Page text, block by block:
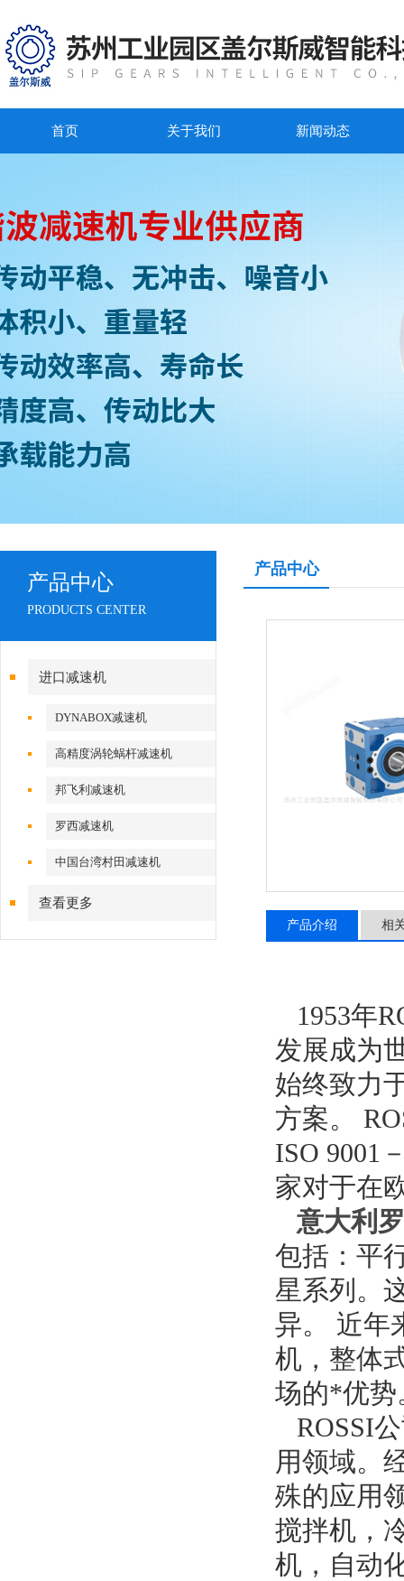
首页 关于我们 新闻动态
产品中心
PRODUCTS CENTER
进口减速机
DYNABOX减速机
高精度涡轮蜗杆减速机
邦飞利减速机
罗西减速机
中国台湾村田减速机
查看更多
产品中心
产品介绍 相
1953年
发展成为
始终致力
方案。
ISO 9001
家对于在
意大利
包括：平
星系列。
异。 近年
机，整体
场的*优势
ROSSI
用领域。
殊的应用
搅拌机，
机，自动